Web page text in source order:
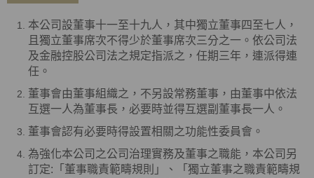
本公司設董事十一至十九人，其中獨立董事四至七人，
且獨立董事席次不得少於董事席次三分之一。依公司法
及金融控股公司法之規定指派之，任期三年，連派得連
任。
董事會由董事組織之，不另設常務董事，由董事中依法
互選一人為董事長，必要時並得互選副董事長一人。
董事會認有必要時得設置相關之功能性委員會。
為強化本公司之公司治理實務及董事之職能，本公司另
訂定:「董事職責範疇規則」、「獨立董事之職責範疇規